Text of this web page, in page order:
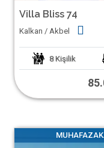
Villa Bliss 74
Kalkan / Akbel
8 Kişilik